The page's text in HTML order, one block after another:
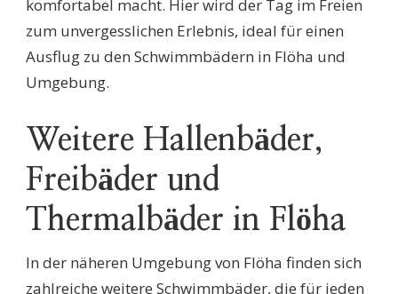
komfortabel macht. Hier wird der Tag im Freien
zum unvergesslichen Erlebnis, ideal für einen
Ausflug zu den Schwimmbädern in Flöha und
Umgebung.
Weitere Hallenbäder,
Freibäder und
Thermalbäder in Flöha
In der näheren Umgebung von Flöha finden sich
zahlreiche weitere Schwimmbäder, die für jeden